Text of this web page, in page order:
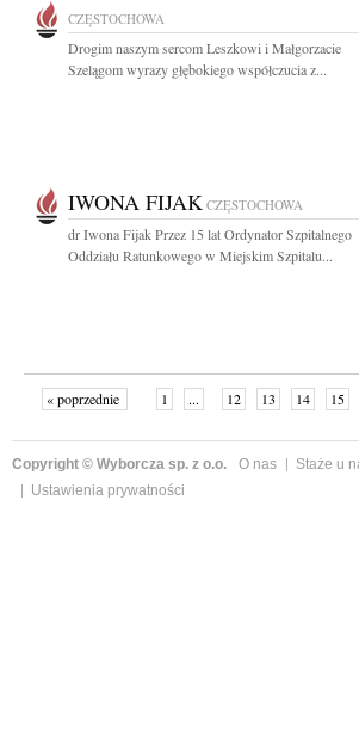
CZĘSTOCHOWA
Drogim naszym sercom Leszkowi i Małgorzacie
Szelągom wyrazy głębokiego współczucia z...
IWONA FIJAK CZĘSTOCHOWA
dr Iwona Fijak Przez 15 lat Ordynator Szpitalnego
Oddziału Ratunkowego w Miejskim Szpitalu...
« poprzednie 1 ... 12 13 14 15
Copyright © Wyborcza sp. z o.o. O nas Staże u
Ustawienia prywatności